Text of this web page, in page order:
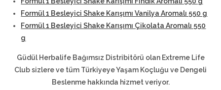
Formül 1 Besleyici Shake Karışımı Vanilya Aromalı 550 g
Formül 1 Besleyici Shake Karışımı Çikolata Aromalı 550
g
Güdül Herbalife Bağımsız Distribitörü olan Extreme Life
Club sizlere ve tüm Türkiyeye Yaşam Koçluğu ve Dengeli
Beslenme hakkında hizmet veriyor.